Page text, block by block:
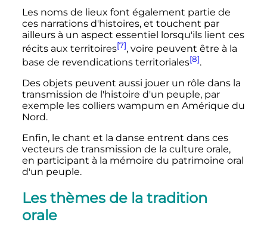
Les noms de lieux font également partie de
ces narrations d'histoires, et touchent par
ailleurs à un aspect essentiel lorsqu'ils lient ces
récits aux territoires[7], voire peuvent être à la
base de revendications territoriales[8].
Des objets peuvent aussi jouer un rôle dans la
transmission de l'histoire d'un peuple, par
exemple les colliers wampum en Amérique du
Nord.
Enfin, le chant et la danse entrent dans ces
vecteurs de transmission de la culture orale,
en participant à la mémoire du patrimoine oral
d'un peuple.
Les thèmes de la tradition
orale